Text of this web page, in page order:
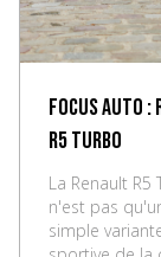
Focus Auto :
R5 Turbo
La Renault R5
n'est pas
simple